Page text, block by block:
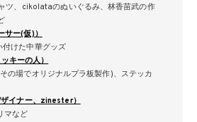
ツ、cikolataのぬいぐるみ、林香苗武の作
サー(仮)）
付けた中華グッズ
キーの人）
の場でオリジナルプラ板製作)、ステッカ
イナー、zinester）
マなど